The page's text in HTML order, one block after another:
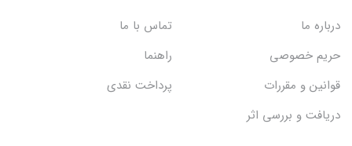
درباره ما
تماس با ما
حریم خصوصی
راهنما
قوانین و مقررات
پرداخت نقدی
دریافت و بررسی اثر